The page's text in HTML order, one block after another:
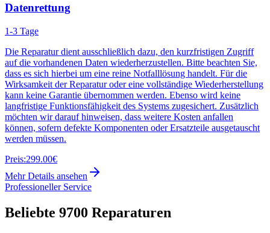
Datenrettung
1-3 Tage
Die Reparatur dient ausschließlich dazu, den kurzfristigen Zugriff
auf die vorhandenen Daten wiederherzustellen. Bitte beachten Sie,
dass es sich hierbei um eine reine Notfalllösung handelt. Für die
Wirksamkeit der Reparatur oder eine vollständige Wiederherstellung
kann keine Garantie übernommen werden. Ebenso wird keine
langfristige Funktionsfähigkeit des Systems zugesichert. Zusätzlich
möchten wir darauf hinweisen, dass weitere Kosten anfallen
können, sofern defekte Komponenten oder Ersatzteile ausgetauscht
werden müssen.
Preis:299.00€
Mehr Details ansehen
Professioneller Service
Beliebte 9700 Reparaturen